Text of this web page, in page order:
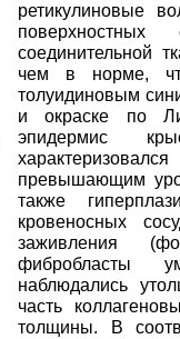
ретикулиновые
соединительной
чем в норме,
толуидиновым
и окраске по
эпидермис
превышающим
также
кровеносных
заживления
фибробласты
наблюдались
часть
толщины. В